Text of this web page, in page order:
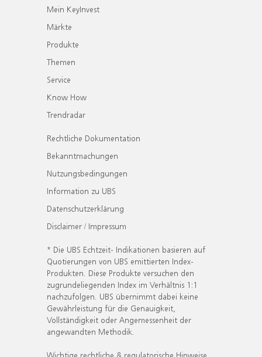
Mein KeyInvest
Märkte
Produkte
Themen
Service
Know How
Trendradar
Rechtliche Dokumentation
Bekanntmachungen
Nutzungsbedingungen
Information zu UBS
Datenschutzerklärung
Disclaimer / Impressum
* Die UBS Echtzeit- Indikationen basieren auf
Quotierungen von UBS emittierten Index-
Produkten. Diese Produkte versuchen den
zugrundeliegenden Index im Verhältnis 1:1
nachzufolgen. UBS übernimmt dabei keine
Gewährleistung für die Genauigkeit,
Vollständigkeit oder Angemessenheit der
angewandten Methodik.